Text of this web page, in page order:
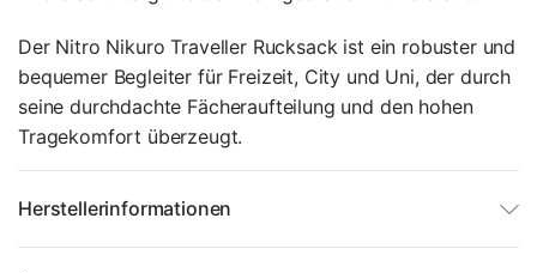
Der Nitro Nikuro Traveller Rucksack ist ein robuster und
bequemer Begleiter für Freizeit, City und Uni, der durch
seine durchdachte Fächeraufteilung und den hohen
Tragekomfort überzeugt.
Herstellerinformationen